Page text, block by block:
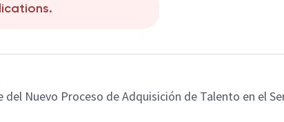
del Nuevo Proceso de Adquisición de Talento en el